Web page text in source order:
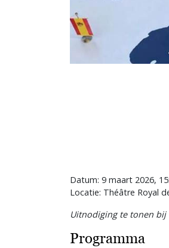
Datum: 9 maart 2026,
Locatie: Théâtre Royal
Uitnodiging te tonen bij
Programma